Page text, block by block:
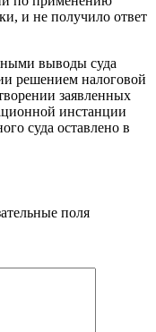
и не получило ответ
выводы суда
решением налоговой
заявленных
инстанции
суда оставлено в
поля